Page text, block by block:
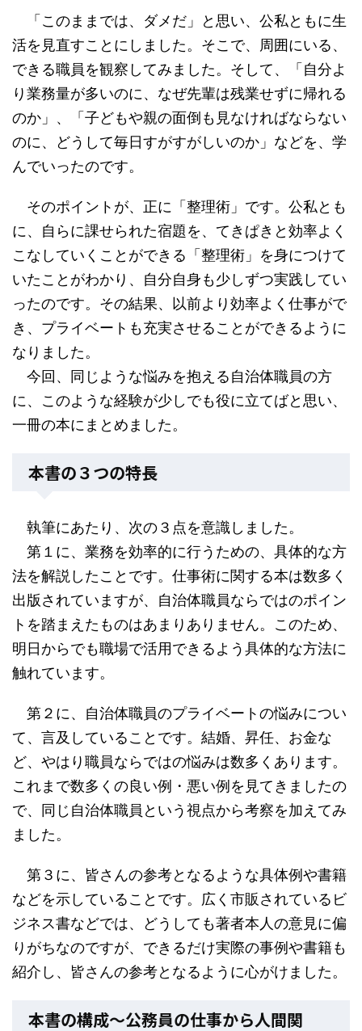
「このままでは、ダメだ」と思い、公私ともに生
活を見直すことにしました。そこで、周囲にいる、
できる職員を観察してみました。そして、「自分よ
り業務量が多いのに、なぜ先輩は残業せずに帰れる
のか」、「子どもや親の面倒も見なければならない
のに、どうして毎日すがすがしいのか」などを、学
んでいったのです。
そのポイントが、正に「整理術」です。公私とも
に、自らに課せられた宿題を、てきぱきと効率よく
こなしていくことができる「整理術」を身につけて
いたことがわかり、自分自身も少しずつ実践してい
ったのです。その結果、以前より効率よく仕事がで
き、プライベートも充実させることができるように
なりました。
今回、同じような悩みを抱える自治体職員の方
に、このような経験が少しでも役に立てばと思い、
一冊の本にまとめました。
本書の３つの特長
執筆にあたり、次の３点を意識しました。
第１に、業務を効率的に行うための、具体的な方
法を解説したことです。仕事術に関する本は数多く
出版されていますが、自治体職員ならではのポイン
トを踏まえたものはあまりありません。このため、
明日からでも職場で活用できるよう具体的な方法に
触れています。
第２に、自治体職員のプライベートの悩みについ
て、言及していることです。結婚、昇任、お金な
ど、やはり職員ならではの悩みは数多くあります。
これまで数多くの良い例・悪い例を見てきましたの
で、同じ自治体職員という視点から考察を加えてみ
ました。
第３に、皆さんの参考となるような具体例や書籍
などを示していることです。広く市販されているビ
ジネス書などでは、どうしても著者本人の意見に偏
りがちなのですが、できるだけ実際の事例や書籍も
紹介し、皆さんの参考となるように心がけました。
本書の構成～公務員の仕事から人間関